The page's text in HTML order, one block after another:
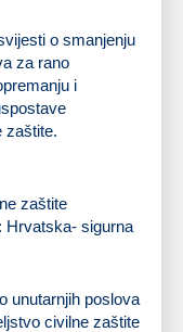
o smanjenju
za rano
i
zaštite.
zaštite
Hrvatska- sigurna
unutarnjih poslova
civilne zaštite